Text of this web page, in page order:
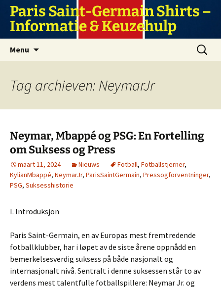
naar
inhoud
Paris Saint-Germain Shirts –
Informatie & Keuzehulp
Menu
Zoeken
naar:
Tag archieven: NeymarJr
Neymar, Mbappé og PSG: En Fortelling
om Suksess og Press
maart 11, 2024 Nieuws Fotball, Fotballstjerner,
KylianMbappé, NeymarJr, ParisSaintGermain, Pressogforventninger,
PSG, Suksesshistorie
I. Introduksjon
Paris Saint-Germain, en av Europas mest fremtredende
fotballklubber, har i løpet av de siste årene oppnådd en
bemerkelsesverdig suksess på både nasjonalt og
internasjonalt nivå. Sentralt i denne suksessen står to av
verdens mest talentfulle fotballspillere: Neymar Jr. og